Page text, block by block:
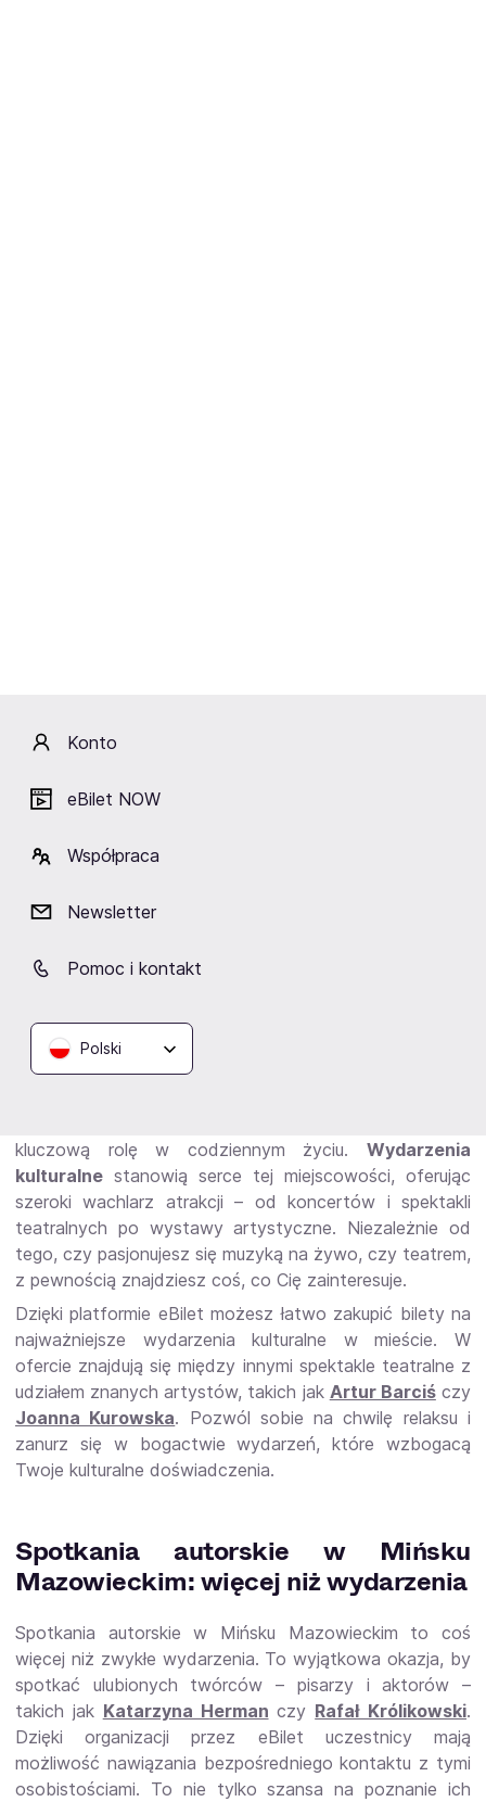
Konto
eBilet NOW
Współpraca
Newsletter
Pomoc i kontakt
Polski
Odkryj kulturę Mińska
Mazowieckiego z eBilet
kluczową rolę w codziennym życiu. Wydarzenia
kulturalne stanowią serce tej miejscowości, oferując
szeroki wachlarz atrakcji – od koncertów i spektakli
teatralnych po wystawy artystyczne. Niezależnie od
tego, czy pasjonujesz się muzyką na żywo, czy teatrem,
z pewnością znajdziesz coś, co Cię zainteresuje.
Dzięki platformie eBilet możesz łatwo zakupić bilety na
najważniejsze wydarzenia kulturalne w mieście. W
ofercie znajdują się między innymi spektakle teatralne z
udziałem znanych artystów, takich jak Artur Barciśczy
Joanna Kurowska. Pozwól sobie na chwilę relaksu i
zanurz się w bogactwie wydarzeń, które wzbogacą
Twoje kulturalne doświadczenia.
Spotkania autorskie w Mińsku
Mazowieckim: więcej niż wydarzenia
Spotkania autorskie w Mińsku Mazowieckim to coś
więcej niż zwykłe wydarzenia. To wyjątkowa okazja, by
spotkać ulubionych twórców – pisarzy i aktorów –
takich jak Katarzyna Herman czy Rafał Królikowski.
Dzięki organizacji przez eBilet uczestnicy mają
możliwość nawiązania bezpośredniego kontaktu z tymi
osobistościami. To nie tylko szansa na poznanie ich